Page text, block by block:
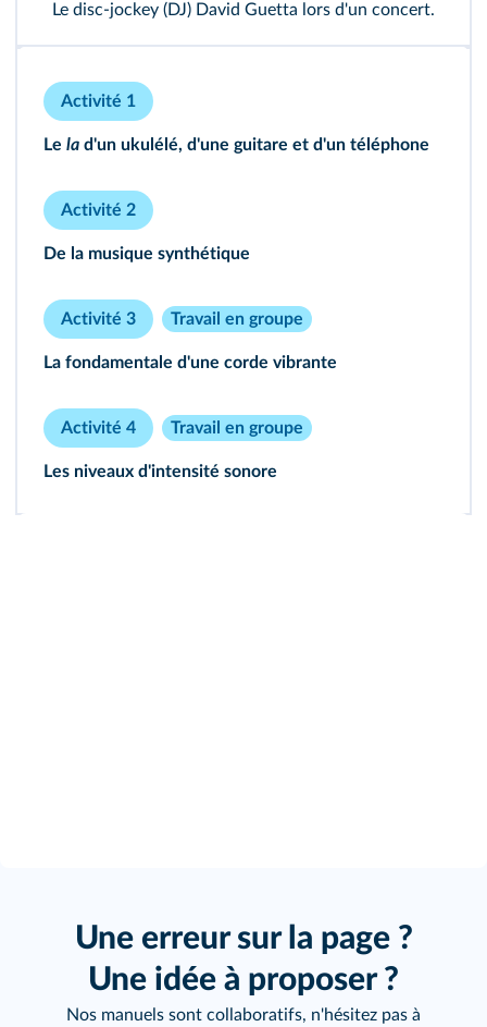
Le disc-jockey (DJ) David Guetta lors d'un concert.
Activité 1
Le la d'un ukulélé, d'une guitare et d'un téléphone
Activité 2
De la musique synthétique
Activité 3 Travail en groupe
La fondamentale d'une corde vibrante
Activité 4 Travail en groupe
Les niveaux d'intensité sonore
Une erreur sur la page ?
Une idée à proposer ?
Nos manuels sont collaboratifs, n'hésitez pas à